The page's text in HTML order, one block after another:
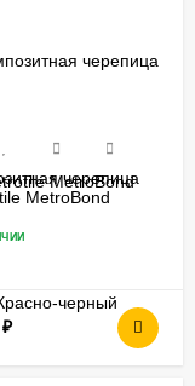
черепица
MetroBond
₽